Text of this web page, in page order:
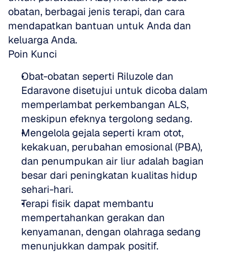
obatan, berbagai jenis terapi, dan cara
mendapatkan bantuan untuk Anda dan
keluarga Anda.
Poin Kunci
Obat-obatan seperti Riluzole dan
Edaravone disetujui untuk dicoba dalam
memperlambat perkembangan ALS,
meskipun efeknya tergolong sedang.
Mengelola gejala seperti kram otot,
kekakuan, perubahan emosional (PBA),
dan penumpukan air liur adalah bagian
besar dari peningkatan kualitas hidup
sehari-hari.
Terapi fisik dapat membantu
mempertahankan gerakan dan
kenyamanan, dengan olahraga sedang
menunjukkan dampak positif.